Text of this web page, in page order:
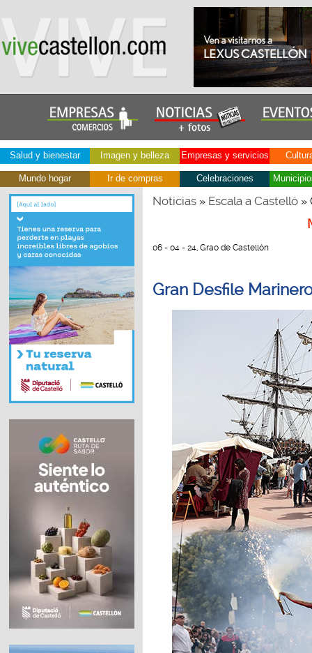
Salud y bienestar Imagen y belleza Empresas y servicios
Mundo hogar Ir de compras Celebraciones
Noticias» Escala a Castelló»
06 - 04 - 24, Grao de Castellón
Gran Desfile